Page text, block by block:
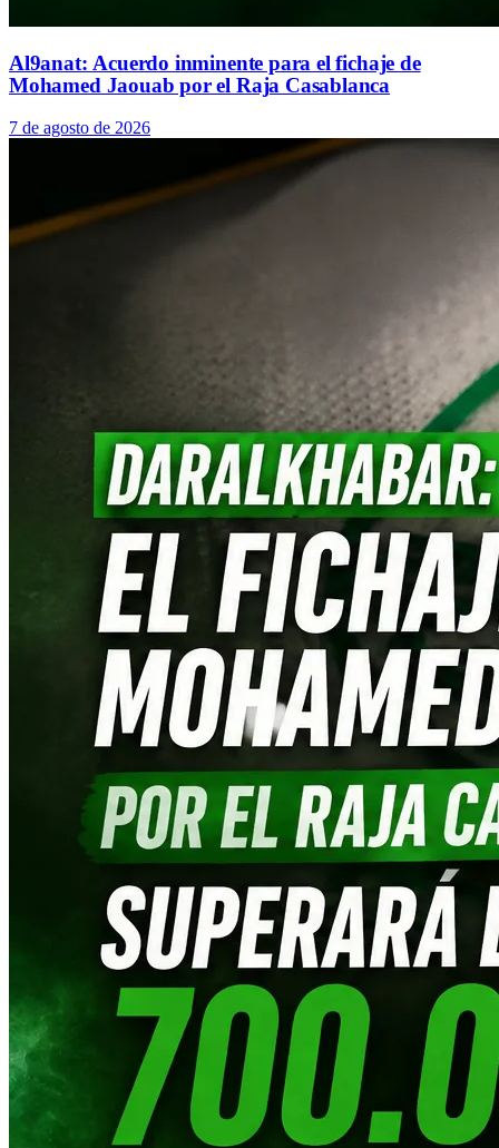
Al9anat: Acuerdo inminente para el fichaje de
Mohamed Jaouab por el Raja Casablanca
7 de agosto de 2026